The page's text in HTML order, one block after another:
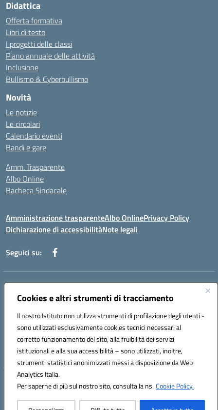
Cookies e altri strumenti di tracciamento
Il nostro Istituto non utilizza strumenti di profilazione degli utenti -
sono utilizzati esclusivamente cookies tecnici necessari al
corretto funzionamento del sito, alla fruibilità dei servizi
istituzionali e alla sua accessibilità – sono utilizzati, inoltre,
strumenti statistici anonimizzati messi a disposizione da Web
Analytics Italia.
Per saperne di più sul nostro sito, consulta la ns.Cookie Policy.
Didattica
Offerta formativa
Libri di testo
I progetti delle classi
Piano annuale delle attività
Inclusione
Bullismo & Cyberbullismo
Novità
Le notizie
Le circolari
Calendario eventi
Bandi e gare
Amm. Trasparente
Albo Online
Bacheca Sindacale
Amministrazione trasparenteAlbo OnlinePrivacy Policy
Dichiarazione di accessibilitàNote legali
Seguici su:
Indirizzo:
Centralino:0881234514 - 0881752614 - 0881719420
Posta elettronica certificata (PEC):fgps010008@pec.istruzione.it
Codice fiscale: 80003140714
Codice meccanografico: FGPS010008
Hosting & Powered by 3D Solution S.r.l.
Concept & Design by Designers Italia